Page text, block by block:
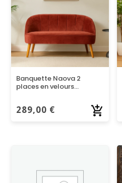
Banquette Naova 2
places en velours
289,00 €